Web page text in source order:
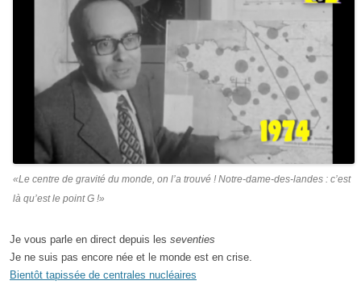
«Le centre de gravité du monde, on l’a trouvé ! Notre-dame-des-landes : c’est
là qu’est le point G !»
Je vous parle en direct depuis les seventies
Je ne suis pas encore née et le monde est en crise.
Bientôt tapissée de centrales nucléaires